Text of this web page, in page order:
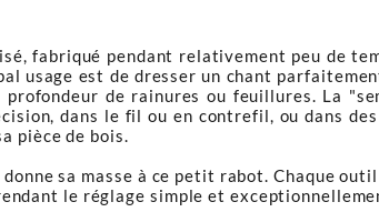
fabriqué pendant relativement peu de
usage est de dresser un chant
de rainures ou feuillures. La
dans le fil ou en contrefil, ou dans
pièce de bois.
sa masse à ce petit rabot. Chaque
le réglage simple et